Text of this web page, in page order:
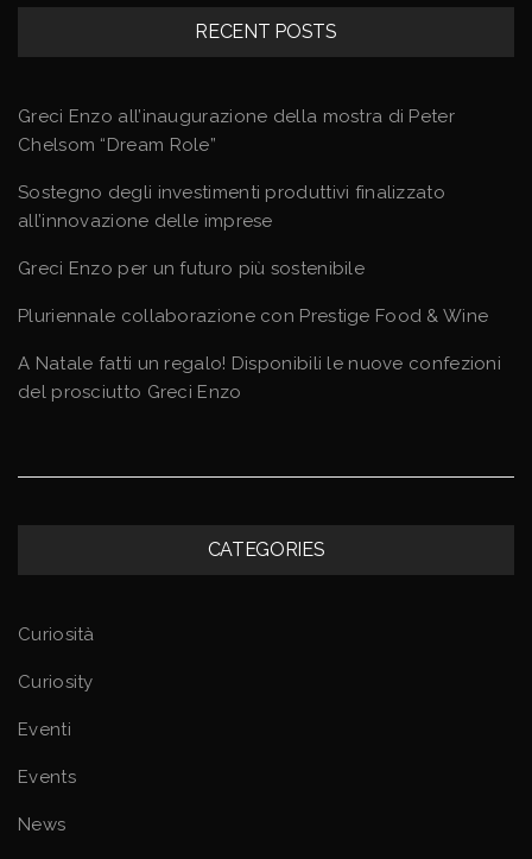
RECENT POSTS
Greci Enzo all’inaugurazione della mostra di Peter
Chelsom “Dream Role”
Sostegno degli investimenti produttivi finalizzato
all’innovazione delle imprese
Greci Enzo per un futuro più sostenibile
Pluriennale collaborazione con Prestige Food & Wine
A Natale fatti un regalo! Disponibili le nuove confezioni
del prosciutto Greci Enzo
CATEGORIES
Curiosità
Curiosity
Eventi
Events
News